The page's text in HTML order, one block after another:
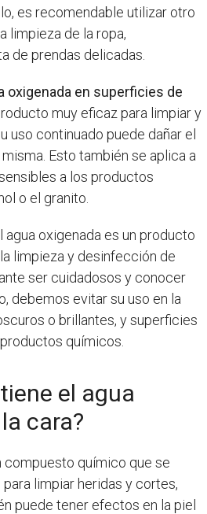
es recomendable utilizar otro
limpieza de la ropa,
de prendas delicadas.
oxigenada en superficies de
muy eficaz para limpiar y
uso continuado puede dañar el
Esto también se aplica a
a los productos
o el granito.
agua oxigenada es un producto
limpieza y desinfección de
ser cuidadosos y conocer
debemos evitar su uso en la
o brillantes, y superficies
químicos.
el agua
cara?
compuesto químico que se
limpiar heridas y cortes,
puede tener efectos en la piel